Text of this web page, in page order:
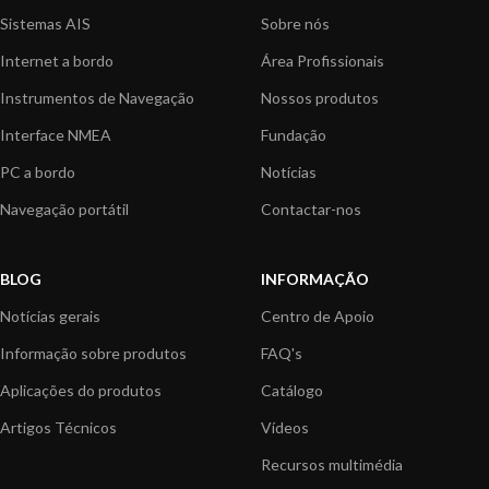
Sistemas AIS
Internet a bordo
Instrumentos de Navegação
Interface NMEA
PC a bordo
Navegação portátil
Sobre nós
Área Profissionais
Nossos produtos
Fundação
Notícias
Contactar-nos
BLOG
Notícias gerais
Informação sobre produtos
Aplicações do produtos
Artigos Técnicos
INFORMAÇÃO
Centro de Apoio
FAQ's
Catálogo
Vídeos
Recursos multimédia